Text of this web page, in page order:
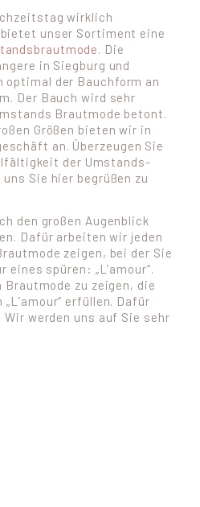
wirklich
unser Sortiment eine
. Die
in Siegburg und
optimal der Bauchform an
Der Bauch wird sehr
Brautmode betont.
Größen bieten wir in
an. Überzeugen Sie
der Umstands-
Sie hier begrüßen zu
den großen Augenblick
Dafür arbeiten wir jeden
zeigen, bei der Sie
spüren: „L’amour“.
Brautmode zu zeigen, die
erfüllen. Dafür
werden uns auf Sie sehr